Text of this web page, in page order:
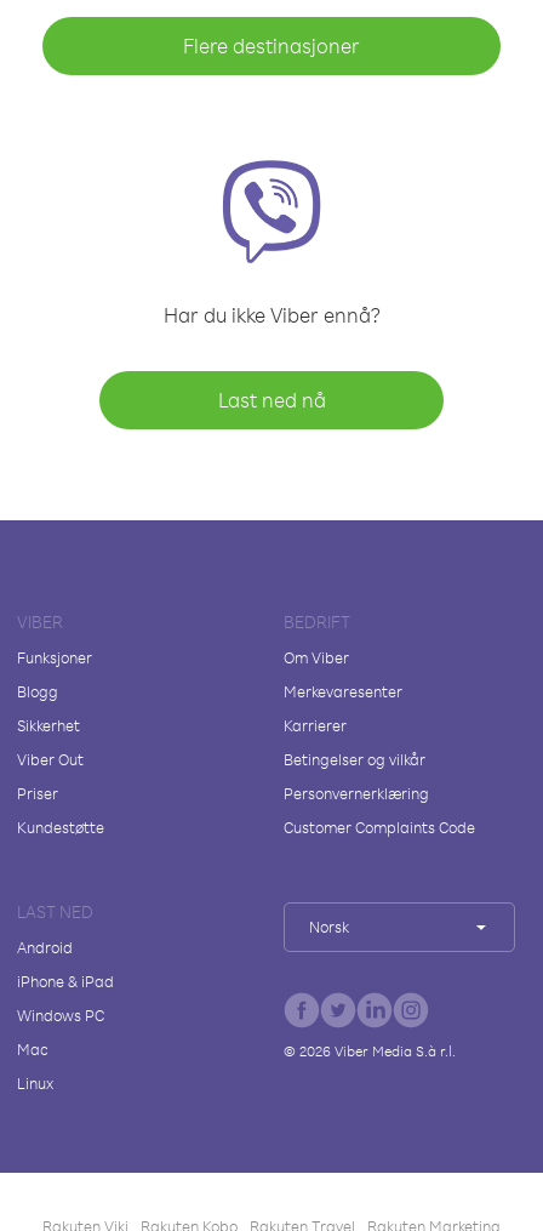
Flere destinasjoner
Har du ikke Viber ennå?
Last ned nå
VIBER
Funksjoner
Blogg
Sikkerhet
Viber Out
Priser
Kundestøtte
BEDRIFT
Om Viber
Merkevaresenter
Karrierer
Betingelser og vilkår
Personvernerklæring
Customer Complaints Code
LAST NED
Android
iPhone & iPad
Windows PC
Mac
Linux
Norsk
© 2026Viber Media S.à r.l.
Rakuten Viki Rakuten Kobo Rakuten Travel Rakuten Marketing